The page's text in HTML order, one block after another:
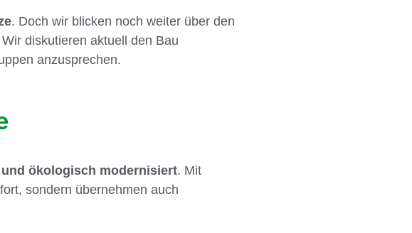
. Doch wir blicken noch weiter über den
diskutieren aktuell den Bau
anzusprechen.
ökologisch modernisiert. Mit
sondern übernehmen auch